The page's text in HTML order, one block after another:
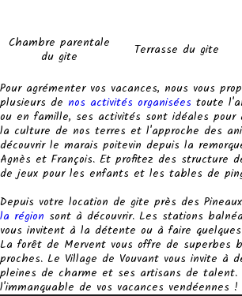
Chambre parentale
du gite
Terrasse du gite
Pour agrémenter vos vacances, nous vous
plusieurs de nos activités organisées toute
ou en famille, ses activités sont idéales pour
la culture de nos terres et l'approche des
découvrir le marais poitevin depuis la
Agnès et François. Et profitez des structure
de jeux pour les enfants et les tables de
Depuis votre location de gite près des
la région sont à découvrir. Les stations
vous invitent à la détente ou à faire
La forêt de Mervent vous offre de superbes
proches. Le Village de Vouvant vous invite à
pleines de charme et ses artisans de
l'immanquable de vos vacances vendéennes !